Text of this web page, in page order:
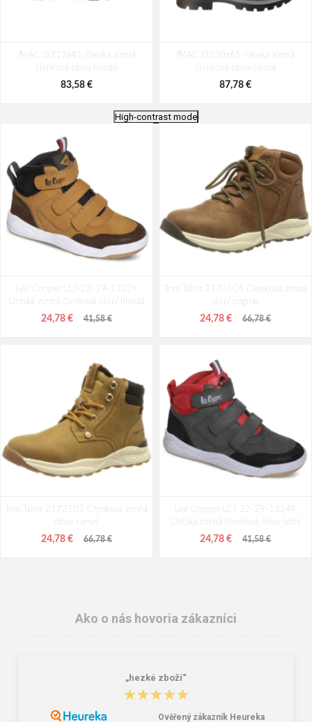
IMAC I3712z41 Pánska zimná
členková obuv hnedá
83,58 €
IMAC I3320z61 Pánska zimná
členková obuv čierna
87,78 €
členková obuv taupe
83,58 €
členková obuv čierna
87,78 €
High-contrast mode
Lee Cooper LCJ-22-29-1322K
Detská zimná členková obuv hnedá
24,78 € 41,58 €
Tom Tailor 2173104 Členková zimná
obuv cognac
24,78 € 66,78 €
Tom Tailor 2173102 Členková zimná
obuv camel
24,78 € 66,78 €
Lee Cooper LCJ-22-29-1324K
Detská zimná členková obuv šedá
24,78 € 41,58 €
Ako o nás hovoria zákazníci
„hezké zboží“
★★★★★
★★★★★
Ověřený zákazník Heureka